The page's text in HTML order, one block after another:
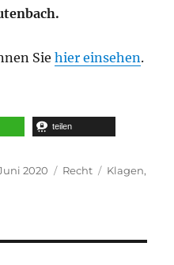
Siehier einsehen.
teilen
2020 Kategorien
Recht Klagen,